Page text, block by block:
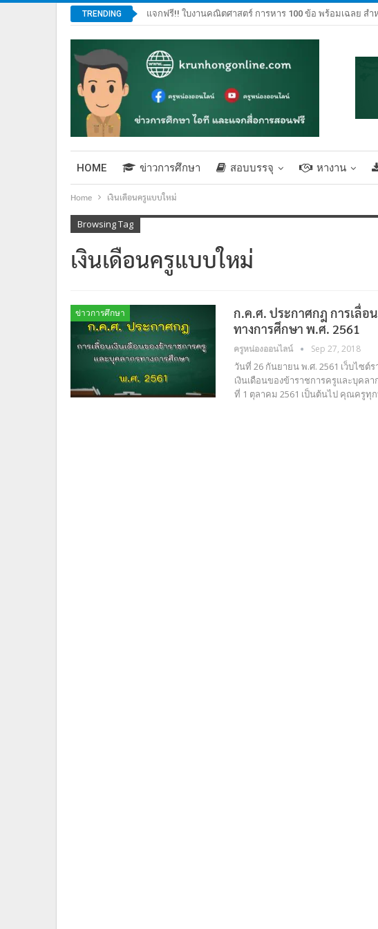
TRENDING แจกฟรี!! ใบงานคณิตศาสตร์ การหาร 100 ข้อ พร้อมเฉลย ส
HOME ข่าวการศึกษา สอบบรรจุ หางาน
Home เงินเดือนครูแบบใหม่
Browsing Tag
เงินเดือนครูแบบใหม่
ข่าวการศึกษา
ก.ค.ศ. ประกาศกฎ การเลื่อ
ทางการศึกษา พ.ศ. 2561
ครูหน่องออนไลน์ Sep 27, 2018
วันที่ 26 กันยายน พ.ศ. 2561 เว็บไซต์
เงินเดือนของข้าราชการครูและบุคล
ที่ 1 ตุลาคม 2561 เป็นต้นไป คุณครูทุ